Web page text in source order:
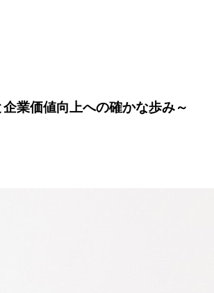
業価値向上への確かな歩み～